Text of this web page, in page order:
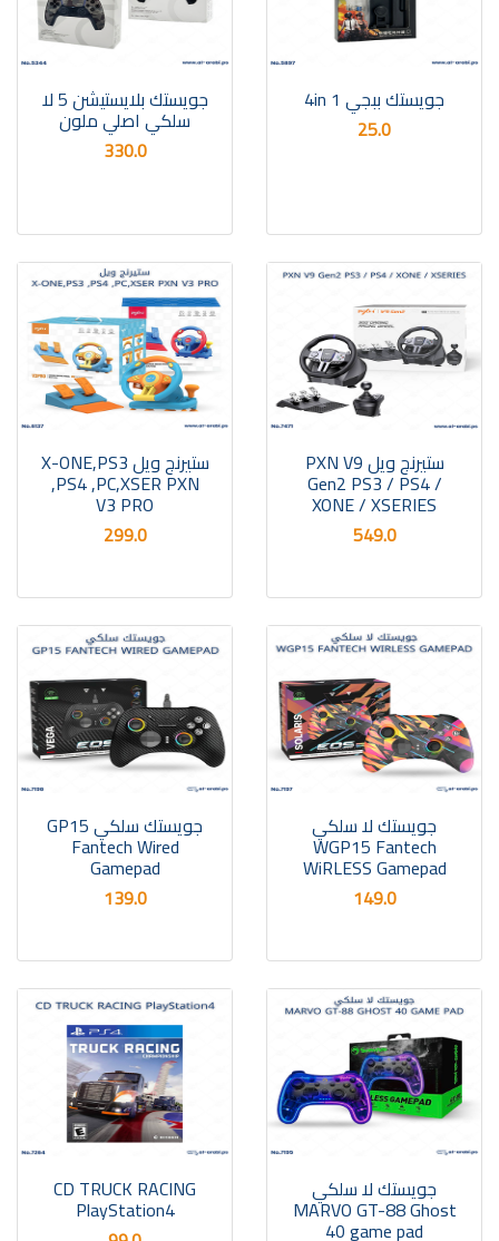
جويستك ببجي 4in 1
25.0
جويستك بلايستيشن 5 لا
سلكي اصلي ملون
330.0
ستيرنج ويل PXN V9
Gen2 PS3 / PS4 /
XONE / XSERIES
549.0
ستيرنج ويل X-ONE,PS3
,PS4 ,PC,XSER PXN
V3 PRO
299.0
جويستك لا سلكي
WGP15 Fantech
WiRLESS Gamepad
149.0
جويستك سلكي GP15
Fantech Wired
Gamepad
139.0
جويستك لا سلكي
MARVO GT-88 Ghost
40 game pad
CD TRUCK RACING
PlayStation4